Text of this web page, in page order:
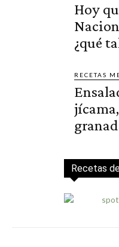
Hoy
¿qué
RECETAS
Recetas